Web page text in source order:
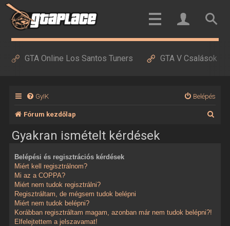
GTA Online Los Santos Tuners GTA V Csalások
GyIK Belépés
Fórum kezdőlap
Gyakran ismételt kérdések
Belépési és regisztrációs kérdések
Miért kell regisztrálnom?
Mi az a COPPA?
Miért nem tudok regisztrálni?
Regisztráltam, de mégsem tudok belépni
Miért nem tudok belépni?
Korábban regisztráltam magam, azonban már nem tudok belépni?!
Elfelejtettem a jelszavamat!